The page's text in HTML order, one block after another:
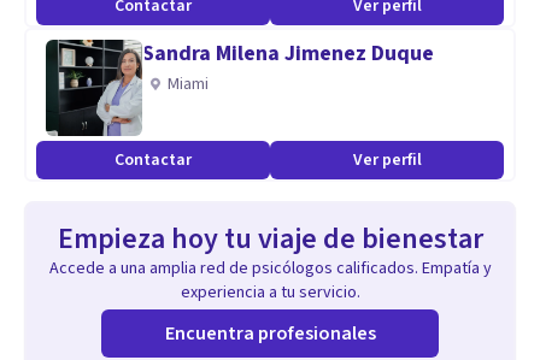
Contactar Ver perfil
Sandra Milena Jimenez Duque
Miami
Contactar Ver perfil
Empieza hoy tu viaje de bienestar
Accede a una amplia red de psicólogos calificados. Empatía y
experiencia a tu servicio.
Encuentra profesionales